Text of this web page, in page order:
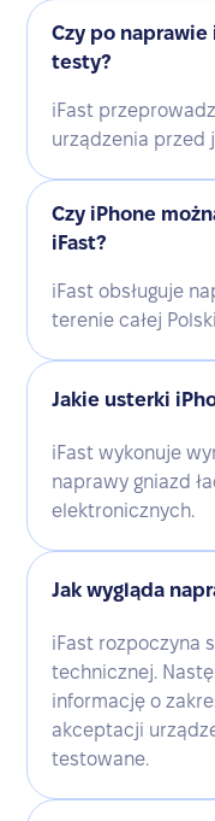
Czy po
testy?
iFast
urządzenia przed
Czy iPhone
iFast?
iFast obsługuje
terenie całej
Jakie usterki
iFast wykonuje
naprawy gniazd
elektronicznych.
Jak wygląda
iFast rozpoczyna
technicznej.
informację o
akceptacji
testowane.